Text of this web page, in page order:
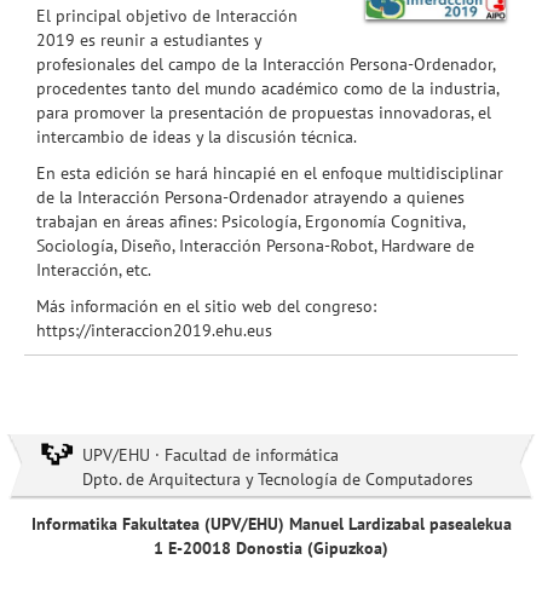
El principal objetivo de Interacción
2019 es reunir a estudiantes y
profesionales del campo de la Interacción Persona-Ordenador,
procedentes tanto del mundo académico como de la industria,
para promover la presentación de propuestas innovadoras, el
intercambio de ideas y la discusión técnica.
En esta edición se hará hincapié en el enfoque multidisciplinar
de la Interacción Persona-Ordenador atrayendo a quienes
trabajan en áreas afines: Psicología, Ergonomía Cognitiva,
Sociología, Diseño, Interacción Persona-Robot, Hardware de
Interacción, etc.
Más información en el sitio web del congreso:
https://interaccion2019.ehu.eus
UPV/EHU · Facultad de informática
Dpto. de Arquitectura y Tecnología de Computadores
Informatika Fakultatea (UPV/EHU) Manuel Lardizabal pasealekua
1 E-20018 Donostia (Gipuzkoa)